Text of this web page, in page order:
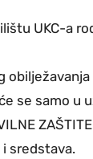
UKC-a
se samo u
sredstava.